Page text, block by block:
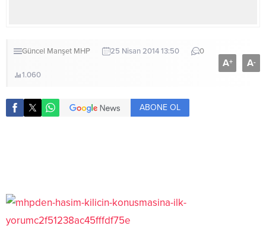
Güncel Manşet MHP 25 Nisan 2014 13:50 0
1.060
A+ A-
ABONE OL